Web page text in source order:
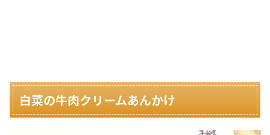
白菜の牛肉クリームあんかけ